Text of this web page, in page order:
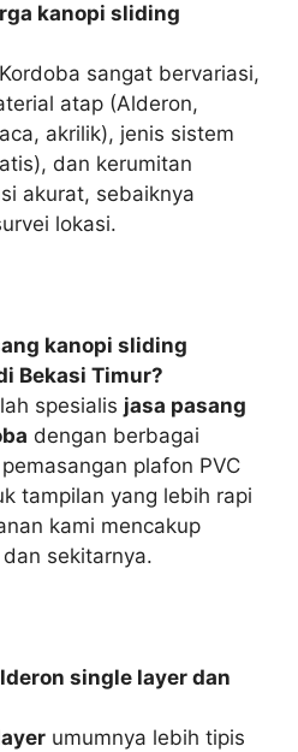
kanopi sliding
sangat bervariasi,
atap (Alderon,
akrilik), jenis sistem
dan kerumitan
akurat, sebaiknya
lokasi.
kanopi sliding
Bekasi Timur?
spesialis jasa pasang
dengan berbagai
plafon PVC
tampilan yang lebih rapi
kami mencakup
sekitarnya.
single layer dan
umumnya lebih tipis